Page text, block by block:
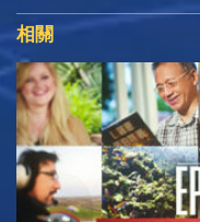
相關